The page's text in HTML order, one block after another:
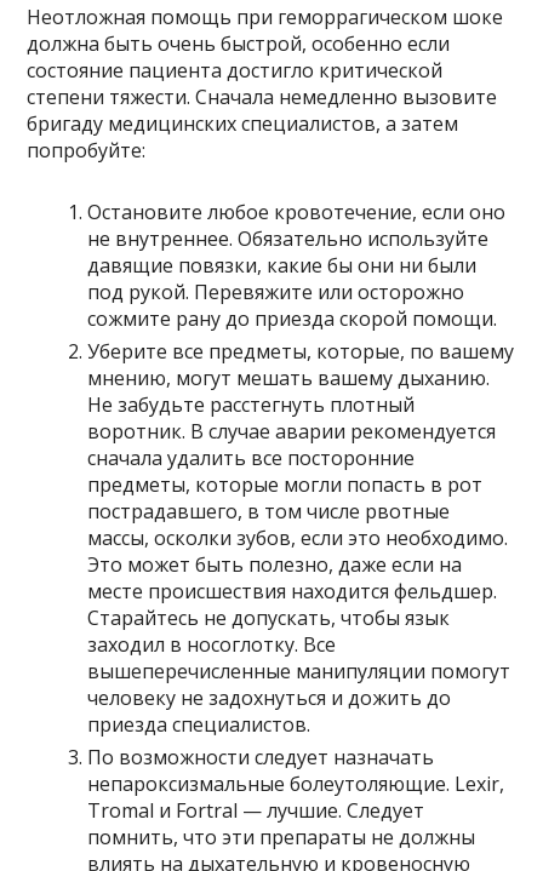
Неотложная помощь при геморрагическом шоке
должна быть очень быстрой, особенно если
состояние пациента достигло критической
степени тяжести. Сначала немедленно вызовите
бригаду медицинских специалистов, а затем
попробуйте:
Остановите любое кровотечение, если оно
не внутреннее. Обязательно используйте
давящие повязки, какие бы они ни были
под рукой. Перевяжите или осторожно
сожмите рану до приезда скорой помощи.
Уберите все предметы, которые, по вашему
мнению, могут мешать вашему дыханию.
Не забудьте расстегнуть плотный
воротник. В случае аварии рекомендуется
сначала удалить все посторонние
предметы, которые могли попасть в рот
пострадавшего, в том числе рвотные
массы, осколки зубов, если это необходимо.
Это может быть полезно, даже если на
месте происшествия находится фельдшер.
Старайтесь не допускать, чтобы язык
заходил в носоглотку. Все
вышеперечисленные манипуляции помогут
человеку не задохнуться и дожить до
приезда специалистов.
По возможности следует назначать
непароксизмальные болеутоляющие. Lexir,
Tromal и Fortral — лучшие. Следует
помнить, что эти препараты не должны
влиять на дыхательную и кровеносную